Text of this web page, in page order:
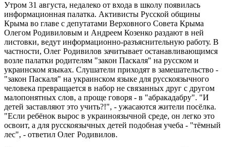
Утром 31 августа, недалеко от входа в школу появилась
информационная палатка. Активисты Русской общины
Крыма во главе с депутатами Верховного Совета Крыма
Олегом Родивиловым и Андреем Козенко раздают в ней
листовки, ведут информационно-разъяснительную работу. В
частности, Олег Родивилов зачитывает останавливающимся
возле палатки родителям "закон Паскаля" на русском и
украинском языках. Слушатели приходят в замешательство -
"закон Паскаля" на украинском языке для русскоязычного
человека превращается в набор не связанных друг с другом
малопонятных слов, а проще говоря - в "абракадабру". "И
детей заставляют это учить?!", - ужасаются жители посёлка.
"Если ребёнок вырос в украиноязычной среде, он легко это
освоит, а для русскоязычных детей подобная учеба - "тёмный
лес", - ответил Олег Родивилов.